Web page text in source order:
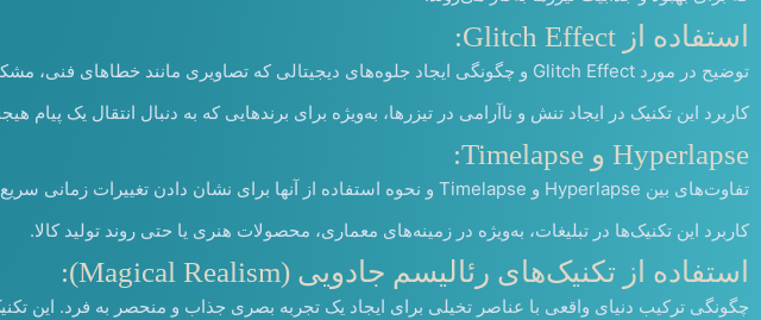
استفاده از Glitch Effect:
توضیح در مورد Glitch Effect و چگونگی ایجاد جلوه‌های دیجیتالی که تصاویری مانند خطاهای فنی، مشکلات در انتقال سیگنال یا دستکاری در تصویر ایجاد می‌کنند.
کاربرد این تکنیک در ایجاد تنش و ناآرامی در تیزرها، به‌ویژه برای برندهایی که به دنبال انتقال یک پیام
Hyperlapse و Timelapse:
تفاوت‌های بین Hyperlapse و Timelapse و نحوه استفاده از آنها برای نشان دادن تغییرات زمانی سریع یا کند در تیزر.
کاربرد این تکنیک‌ها در تبلیغات، به‌ویژه در زمینه‌های معماری، محصولات هنری یا حتی روند تولید کالا.
استفاده از تکنیک‌های رئالیسم جادویی (Magical Realism):
چگونگی ترکیب دنیای واقعی با عناصر تخیلی برای ایجاد یک تجربه بصری جذاب و منحصر به فرد. این